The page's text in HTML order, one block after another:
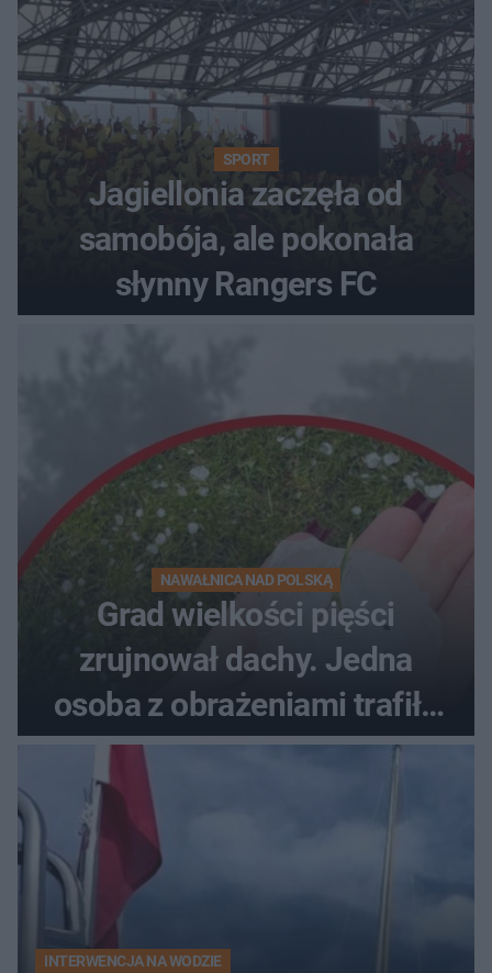
SPORT
Jagiellonia zaczęła od
samobója, ale pokonała
słynny Rangers FC
NAWAŁNICA NAD POLSKĄ
Grad wielkości pięści
zrujnował dachy. Jedna
osoba z obrażeniami trafiła
do szpitala
INTERWENCJA NA WODZIE